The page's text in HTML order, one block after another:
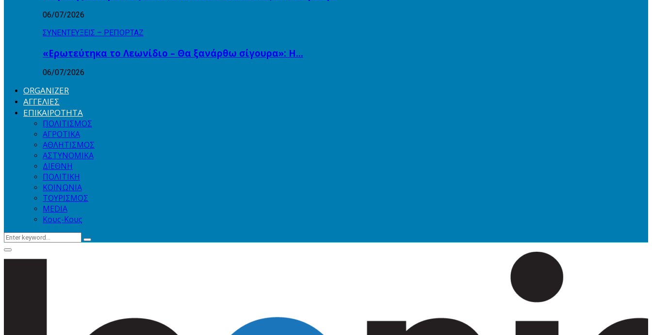
06/07/2026
ΣΥΝΕΝΤΕΥΞΕΙΣ – ΡΕΠΟΡΤΑΖ
«Ερωτεύτηκα το Λεωνίδιο – Θα ξανάρθω σίγουρα»: Η…
06/07/2026
ORGANIZER
ΑΓΓΕΛΙΕΣ
ΕΠΙΚΑΙΡΟΤΗΤΑ
ΠΟΛΙΤΙΣΜΟΣ
ΑΓΡΟΤΙΚΑ
ΑΘΛΗΤΙΣΜΟΣ
ΑΣΤΥΝΟΜΙΚΑ
ΔΙΕΘΝΗ
ΠΟΛΙΤΙΚΗ
ΚΟΙΝΩΝΙΑ
ΤΟΥΡΙΣΜΟΣ
MEDIA
Κους-Κους
Search
Search
Primary
Menu